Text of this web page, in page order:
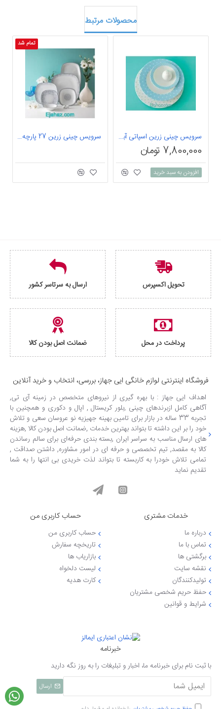
محصولات مرتبط
سرویس چینی زرین اسپاتی آبی 6 نفره 28 پارچه درجه 1
7,800,000 تومان
افزودن به سبد خرید
تمام شد
سرویس چینی زرین 27 پارچه غذاخوری کواترو ادلین طوسی
تحویل اکسپرس ارسال به سرتاسر کشور
پرداخت در محل ضمانت اصل بودن کالا
فروشگاه اینترنتی لوازم خانگی ایی جهاز، بررسی، انتخاب و خرید آنلاین
اهداف ایی جهاز : با بهره گیری از نیروهای متخصص در زمینه آی تی,
آگاهی کامل ازبرندهای چینی ,بلور کریستال , اپال و دکوری و همچنین با
تجربه 33 ساله در بازار برای تامین بهینه جهیزیه نو عروسان سعی و تلاش
خود را بر این داشته تا بتواند بهترین خدمات ,ضمانت اصل بودن کالا ,هزینه
های ارسال مناسب به سراسر ایران ,بسته بندی حرفه‌ای برای سالم رساندن
کالا به مقصد, تیم تخصصی و حرفه ای در امور مشاوره, داشتن صداقت ,
تمامی تلاش خودرا به کاربسته تا بتواند لذت خریدی بی انتها را به شما
تقدیم نماید
خدمات مشتری
درباره ما
تماس با ما
برگشتی ها
نقشه سایت
تولیدکنندگان
حفظ حریم شخصی مشتریان
شرایط و قوانین
حساب کاربری من
حساب کاربری من
تاریخچه سفارش
بازاریاب ها
لیست دلخواه
کارت هدیه
خبرنامه
با ثبت نام برای خبرنامه ما، اخبار و تبلیغات را به روز نگه دارید
ارسال